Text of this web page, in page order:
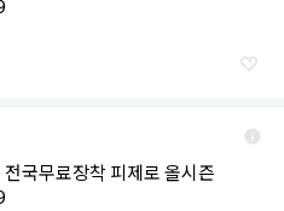
국무료장착 피제로 올시즌